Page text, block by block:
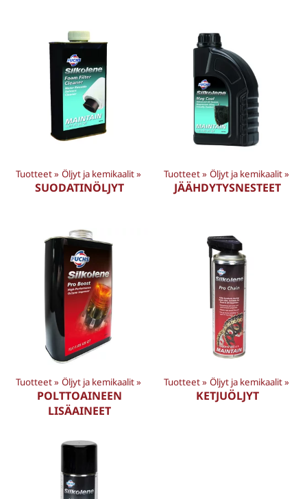
Tuotteet‪» Öljyt ja kemikaalit‪»
SUODATINÖLJYT
Tuotteet‪» Öljyt ja kemikaalit‪»
JÄÄHDYTYSNESTEET
Tuotteet‪» Öljyt ja kemikaalit‪»
POLTTOAINEEN
LISÄAINEET
Tuotteet‪» Öljyt ja kemikaalit‪»
KETJUÖLJYT